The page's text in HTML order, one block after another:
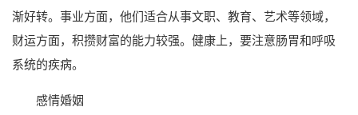
渐好转。事业方面，他们适合从事文职、教育、艺术等领域，
财运方面，积攒财富的能力较强。健康上，要注意肠胃和呼吸
系统的疾病。
感情婚姻